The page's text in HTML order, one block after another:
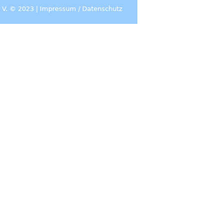
V. © 2023 | Impressum / Datenschutz